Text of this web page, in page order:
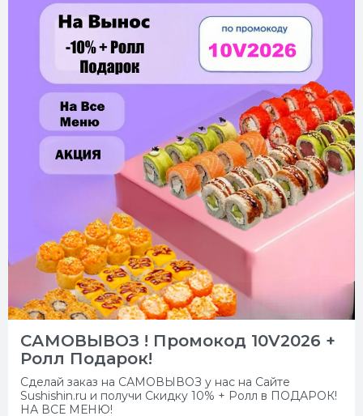
САМОВЫВОЗ ! Промокод 10V2026 +
Ролл Подарок!
Сделай заказ на САМОВЫВОЗ у нас на Сайте
Sushishin.ru и получи Скидку 10% + Ролл в ПОДАРОК!
НА ВСЕ МЕНЮ!